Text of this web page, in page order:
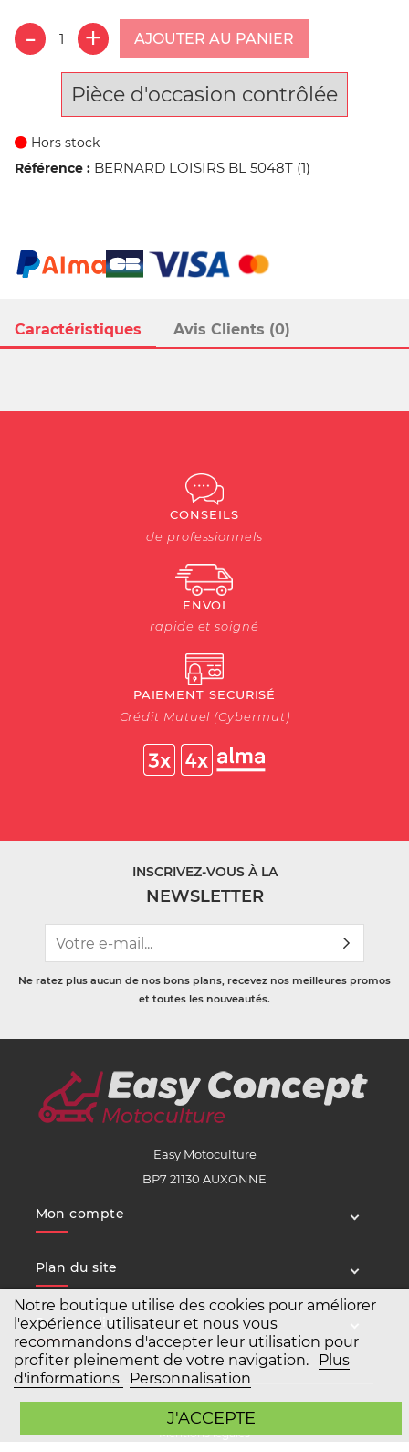
Notre boutique utilise des cookies pour améliorer
l'expérience utilisateur et nous vous
recommandons d'accepter leur utilisation pour
profiter pleinement de votre navigation.
Plus
d'informations
Personnalisation
J'ACCEPTE
Caractéristiques Avis Clients (0)
AJOUTER AU PANIER
Pièce d'occasion contrôlée
Hors stock
Référence : BERNARD LOISIRS BL 5048T (1)
CONSEILS
de professionnels
ENVOI
rapide et soigné
PAIEMENT SECURISÉ
Crédit Mutuel (Cybermut)
INSCRIVEZ-VOUS À LA
NEWSLETTER
Ne ratez plus aucun de nos bons plans, recevez nos meilleures promos
et toutes les nouveautés.
Easy Motoculture
BP7 21130 AUXONNE
Mon compte
Plan du site
Service client
Copyright Easy Motoculture 2026
Mentions légales